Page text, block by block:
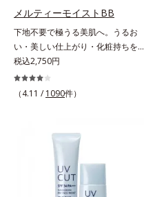
肌のようなナチュラルなツヤ感を演
出します。また、皮脂を吸着する
「あぶらとりパウダー(*3)」を配合
し、くずれ＆テカリを防いでサラサ
ラ肌が長時間続きます。パウダータ
イプながら、SPF50+・PA++++。パ
ウダーならではの軽いつけごこち
ォータープルーフ(*4)だから、レジ
ャーにも大活躍してくれます。*1
シリカ、セルロース、窒化ホウ素配
合＝セミマット肌を叶える球状と板
状の粉体*2 シリカ6種類、セルロー
メルティーモイストBB
下地不要で極うる美肌へ。うるお
い・美しい仕上がり・化粧持ちを実
現。美容液製法の極上BBクリー
ム。ファンデーションに美容成分を
加える一般的な製法ではなく、美容
ムです。うるおい粒子を濃密な膜で
包み込み、高い保湿効果と均一な仕
上がり、化粧持ちを実現しました。
これ1本で、美容液・日焼け止め・
化粧下地・ファンデーション・コン
税込2,750円
（4.11 / 1090件）